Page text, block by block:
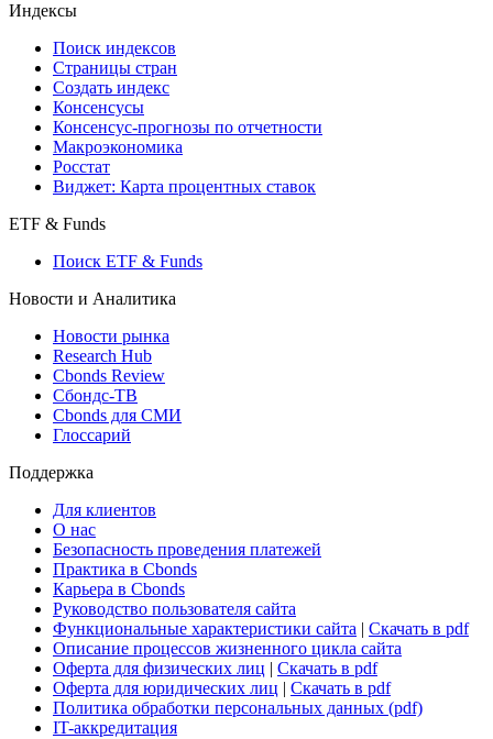
Индексы
Поиск индексов
Страницы стран
Создать индекс
Консенсусы
Консенсус-прогнозы по отчетности
Макроэкономика
Росстат
Виджет: Карта процентных ставок
ETF & Funds
Поиск ETF & Funds
Новости и Аналитика
Новости рынка
Research Hub
Cbonds Review
Сбондс-ТВ
Cbonds для СМИ
Глоссарий
Поддержка
Для клиентов
О нас
Безопасность проведения платежей
Практика в Cbonds
Карьера в Cbonds
Руководство пользователя сайта
Функциональные характеристики сайта | Скачать в pdf
Описание процессов жизненного цикла сайта
Оферта для физических лиц | Скачать в pdf
Оферта для юридических лиц | Скачать в pdf
Политика обработки персональных данных (pdf)
IT-аккредитация